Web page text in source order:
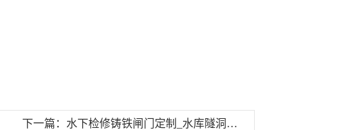
下一篇： 水下检修铸铁闸门定制_水库隧洞封堵闸门厂家_应急止水